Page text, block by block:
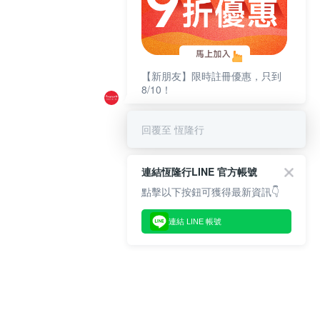
【新朋友】限時註冊優惠，只到
8/10！
回覆至 恆隆行
連結恆隆行LINE 官方帳號
點擊以下按鈕可獲得最新資訊👇
連結 LINE 帳號